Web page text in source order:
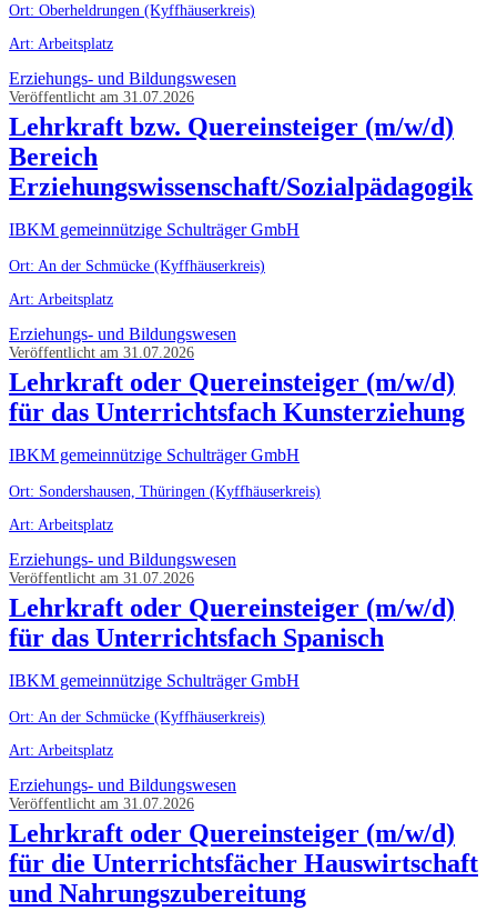
Ort: Oberheldrungen (Kyffhäuserkreis)
Art: Arbeitsplatz
Erziehungs- und Bildungswesen
Veröffentlicht am 31.07.2026
Lehrkraft bzw. Quereinsteiger (m/w/d)
Bereich
Erziehungswissenschaft/Sozialpädagogik
IBKM gemeinnützige Schulträger GmbH
Ort: An der Schmücke (Kyffhäuserkreis)
Art: Arbeitsplatz
Erziehungs- und Bildungswesen
Veröffentlicht am 31.07.2026
Lehrkraft oder Quereinsteiger (m/w/d)
für das Unterrichtsfach Kunsterziehung
IBKM gemeinnützige Schulträger GmbH
Ort: Sondershausen, Thüringen (Kyffhäuserkreis)
Art: Arbeitsplatz
Erziehungs- und Bildungswesen
Veröffentlicht am 31.07.2026
Lehrkraft oder Quereinsteiger (m/w/d)
für das Unterrichtsfach Spanisch
IBKM gemeinnützige Schulträger GmbH
Ort: An der Schmücke (Kyffhäuserkreis)
Art: Arbeitsplatz
Erziehungs- und Bildungswesen
Veröffentlicht am 31.07.2026
Lehrkraft oder Quereinsteiger (m/w/d)
für die Unterrichtsfächer Hauswirtschaft
und Nahrungszubereitung